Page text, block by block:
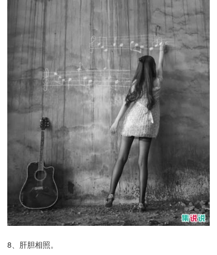
8、肝胆相照。